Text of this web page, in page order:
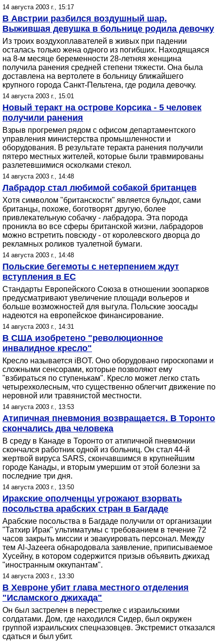
14 августа 2003 г., 15:17
В Австрии разбился воздушный шар.
Выжившая девушка в больнице родила девочку
Из троих воздухоплавателей в живых при падении
осталась только жена одного из погибших. Находящаяся
на 8-м месяце беременности 28-летняя женщина
получила ранения средней степени тяжести. Она была
доставлена на вертолете в больницу ближайшего
крупного города Санкт-Пельтена, где родила девочку.
14 августа 2003 г., 15:01
Новый теракт на острове Корсика - 5 человек
получили ранения
Взрыв прогремел рядом с офисом департаментского
управления министерства промышленности и
оборудования. В результате теракта ранения получили
пятеро местных жителей, которые были травмированы
разлетевшимися осколками стекол.
14 августа 2003 г., 14:48
Лабрадор стал любимой собакой британцев
Хотя символом "британскости" является бульдог, сами
британцы, похоже, боготворят другую, более
привлекательную собачку - лабрадора. Эта порода
проникла во все сферы британской жизни, лабрадоров
можно встретить повсюду - от королевского дворца до
рекламных роликов туалетной бумаги.
14 августа 2003 г., 14:48
Польские бегемоты с нетерпением ждут
вступления в ЕС
Стандарты Европейского Союза в отношении зоопарков
предусматривают увеличение площади вольеров и
больше возможностей для выгула. Польские зоосады
надеются на европейское финансирование.
14 августа 2003 г., 14:31
В США изобретено "революционное
инвалидное кресло"
Кресло называется iBOT. Оно оборудовано гироскопами и
сложными сенсорами, которые позволяют ему
"взбираться по ступенькам". Кресло может легко стать
четырехколесным, что существенно облегчит движение по
неровной или травянистой местности.
14 августа 2003 г., 13:53
Атипичная пневмония возвращается. В Торонто
скончались два человека
В среду в Канаде в Торонто от атипичной пневмонии
скончался работник одной из больниц. Он стал 44-й
жертвой вируса SARS, скончавшимся в крупнейшим
городе Канады, и вторым умершим от этой болезни за
последние три дня.
14 августа 2003 г., 13:50
Иракские ополченцы угрожают взорвать
посольства арабских стран в Багдаде
Арабские посольства в Багдаде получили от организации
"Татхир Ирак" ультиматумы с требованием в течение 72
часов закрыть миссии и эвакуировать персонал. Между
тем Al-Jazeera обнародовала заявление, приписываемое
Хусейну, в котором содержится призыв объявить джихад
"иностранным оккупантам".
14 августа 2003 г., 13:30
В Хевроне убит глава местного отделения
"Исламского джихада"
Он был застрелен в перестрелке с израильскими
солдатами. Дом, где находился Сидер, был окружен
группой израильских спецназовцев. Экстремист отказался
сдаться и был убит.